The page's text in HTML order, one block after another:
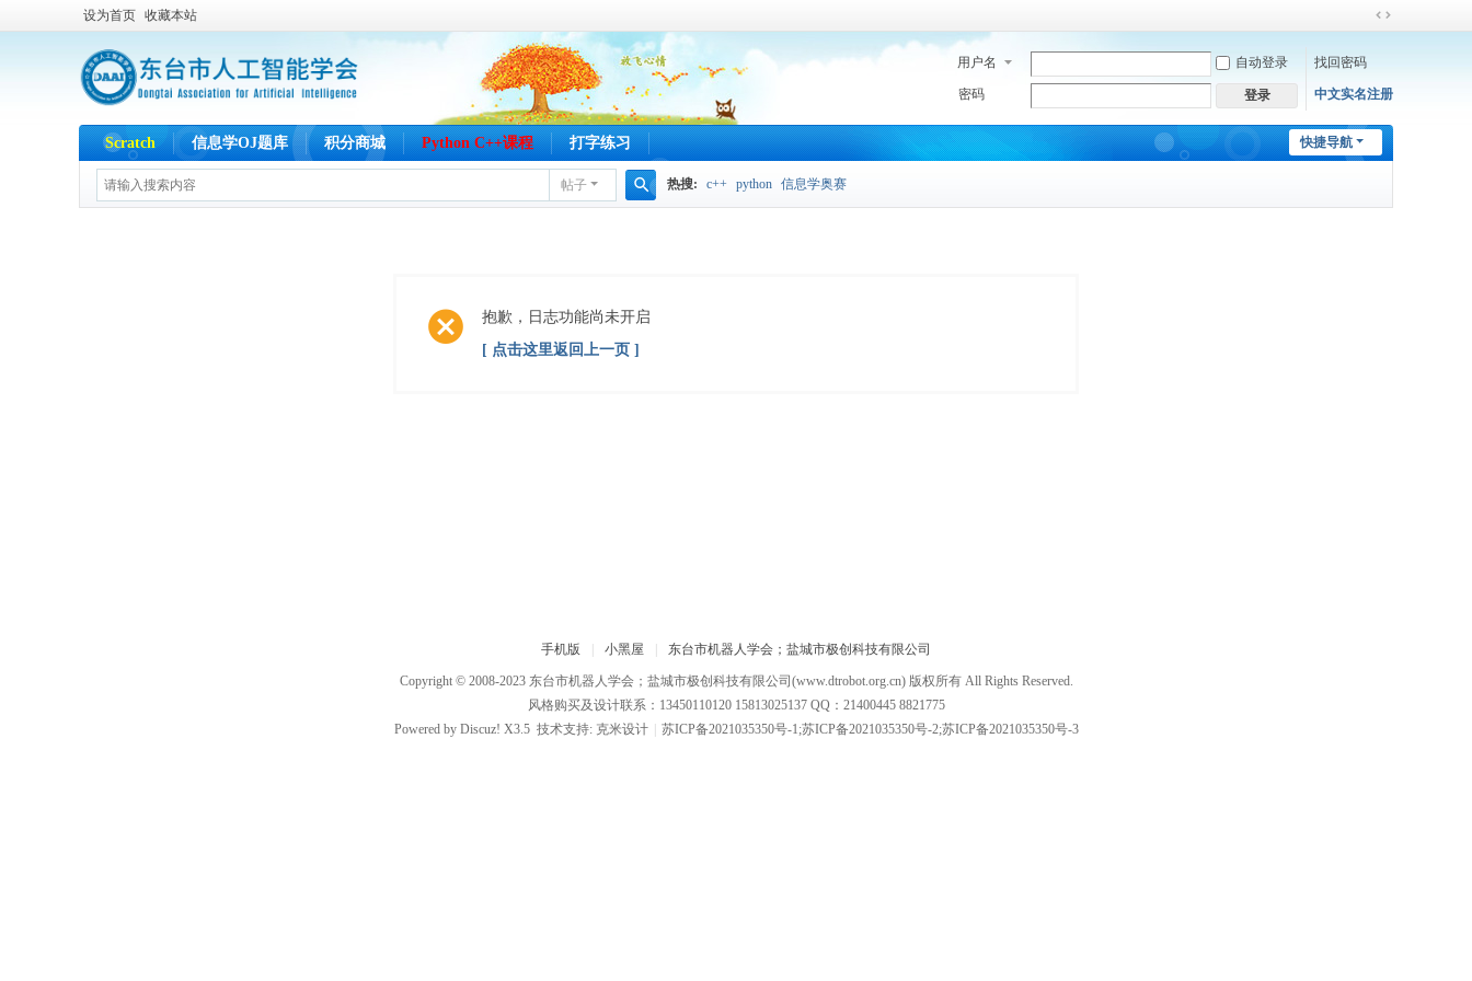
设为首页 收藏本站
切
宽
用户名 自动登录 找回密码
密码 登录 中文实名注册
快捷导航
Scratch 信息学OJ题库 积分商城 Python C++课程 打字练习
帖子 热搜: c++ python 信息学奥赛
抱歉，日志功能尚未开启
[ 点击这里返回上一页 ]
手机版 小黑屋 东台市机器人学会；盐城市极创科技有限公司
Copyright © 2008-2023 东台市机器人学会；盐城市极创科技有限公司 (www.dtrobot.org.cn) 版权所有 All Rights Reserved.
风格购买及设计联系：13450110120 15813025137 QQ：21400445 8821775
Powered by Discuz! X3.5 技术支持: 克米设计 苏ICP备2021035350号-1;苏ICP备2021035350号-2;苏ICP备2021035350号-3